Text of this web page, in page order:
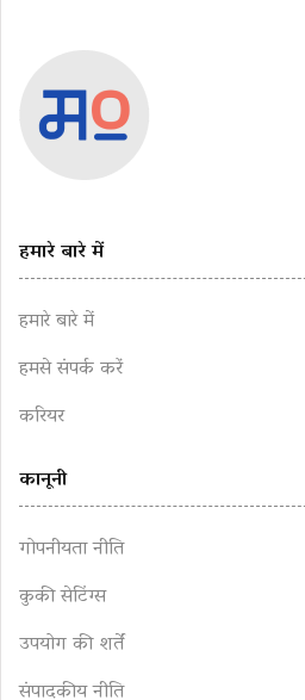
हमारे बारे में
हमारे बारे में
हमसे संपर्क करें
करियर
कानूनी
गोपनीयता नीति
कुकी सेटिंग्स
उपयोग की शर्तें
संपादकीय नीति